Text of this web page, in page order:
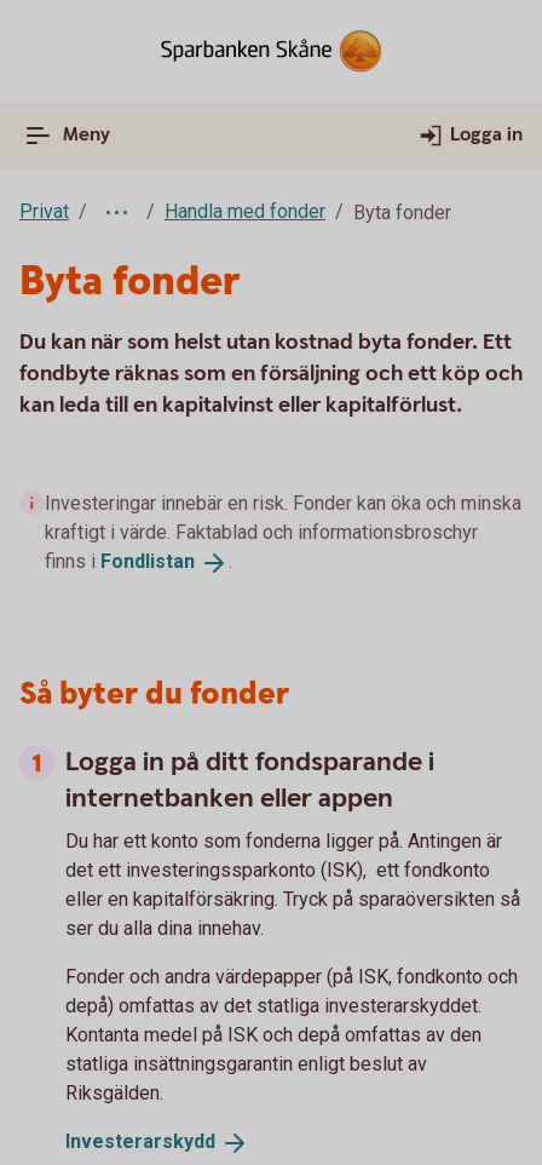
Meny Logga in
Privat Handla med fonder Byta fonder
Byta fonder
Du kan när som helst utan kostnad byta fonder. Ett
fondbyte räknas som en försäljning och ett köp och
kan leda till en kapitalvinst eller kapitalförlust.
Investeringar innebär en risk. Fonder kan öka och minska
kraftigt i värde. Faktablad och informationsbroschyr
finns i Fondlistan .
Så byter du fonder
Logga in på ditt fondsparande i
internetbanken eller appen
Du har ett konto som fonderna ligger på. Antingen är
det ett investeringssparkonto (ISK), ett fondkonto
eller en kapitalförsäkring. Tryck på sparaöversikten så
ser du alla dina innehav.
Fonder och andra värdepapper (på ISK, fondkonto och
depå) omfattas av det statliga investerarskyddet.
Kontanta medel på ISK och depå omfattas av den
statliga insättningsgarantin enligt beslut av
Riksgälden.
Investerarskydd